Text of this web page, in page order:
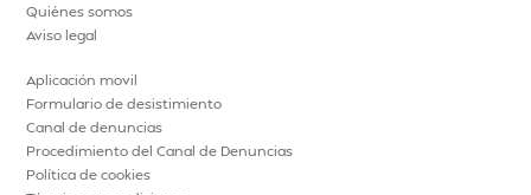
Quiénes somos
Aviso legal
Aplicación movil
Formulario de desistimiento
Canal de denuncias
Procedimiento del Canal de Denuncias
Política de cookies